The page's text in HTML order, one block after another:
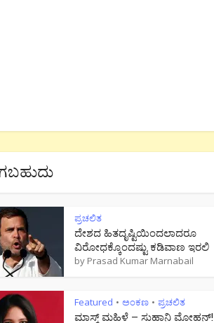
ಪ್ರಚಲಿತ
ದೇಶದ ಹಿತದೃಷ್ಟಿಯಿಂದಲಾದರೂ
ವಿರೋಧಕ್ಕೊಂದಷ್ಟು ಕಡಿವಾಣ ಇರಲಿ
by Prasad Kumar Marnabail
Featured • ಅಂಕಣ • ಪ್ರಚಲಿತ
ಮಾಸ್ಕ್ ಮಹಿಳೆ – ಸುಹಾನಿ ಮೋಹನ್!